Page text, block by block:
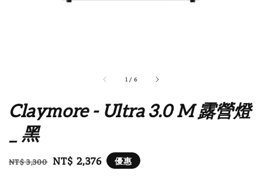
1 / 6
Claymore - Ultra 3.0 M 露營燈
_ 黑
Regular
NT$ 3,300 Sale
NT$ 2,376 優惠